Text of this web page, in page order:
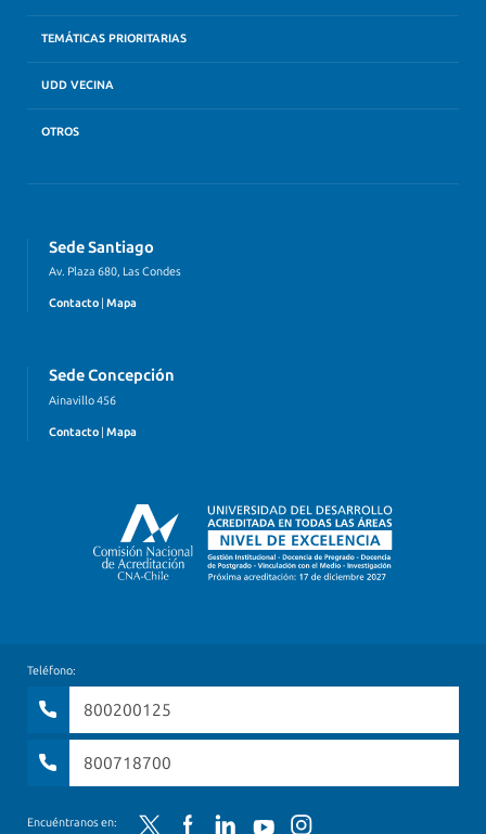
TEMÁTICAS PRIORITARIAS
UDD VECINA
OTROS
Sede Santiago
Av. Plaza 680, Las Condes
Contacto Mapa
Sede Concepción
Ainavillo 456
Contacto | Mapa
Teléfono:
800200125
800718700
Encuéntranos en: Twitter FacebookLinkedInYouTubeInstagram